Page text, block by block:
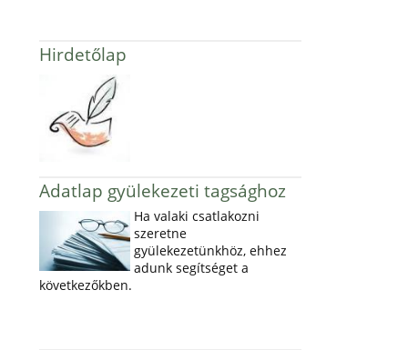
Hirdetőlap
Adatlap gyülekezeti tagsághoz
Ha valaki csatlakozni
szeretne
gyülekezetünkhöz, ehhez
adunk segítséget a
következőkben.